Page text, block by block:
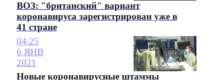
ВОЗ: "британский" вариант
коронавируса зарегистрирован уже в
41 стране
04:25
6 ЯНВ
2021
Новые коронавирусные штаммы